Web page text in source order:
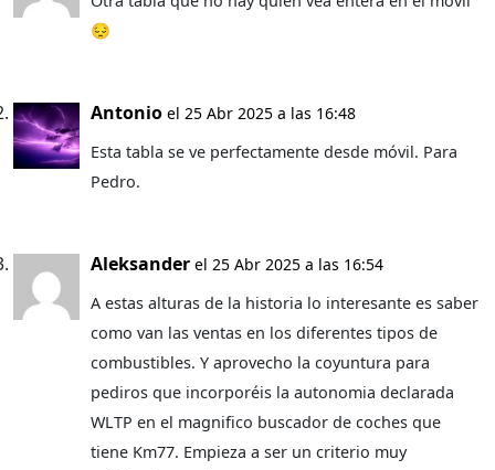
😔
Antonio el 25 Abr 2025 a las 16:48
Esta tabla se ve perfectamente desde móvil. Para
Pedro.
Aleksander el 25 Abr 2025 a las 16:54
A estas alturas de la historia lo interesante es saber
como van las ventas en los diferentes tipos de
combustibles. Y aprovecho la coyuntura para
pediros que incorporéis la autonomia declarada
WLTP en el magnifico buscador de coches que
tiene Km77. Empieza a ser un criterio muy